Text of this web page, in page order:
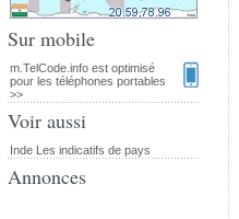
Sur mobile
m.TelCode.info est optimisé
pour les téléphones portables
>>
Voir aussi
Inde Les indicatifs de pays
Annonces